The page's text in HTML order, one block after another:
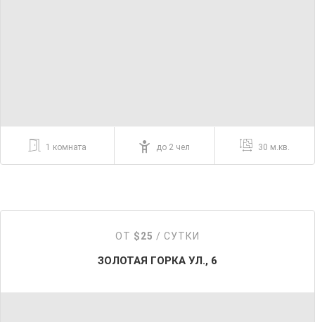
1 комната до 2 чел 30 м.кв.
ОТ $25 / СУТКИ
ЗОЛОТАЯ ГОРКА УЛ., 6